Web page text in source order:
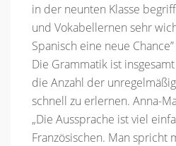
in der neunten Klasse
und Vokabellernen sehr
Spanisch eine neue
Die Grammatik ist
die Anzahl der
schnell zu erlernen. Anna-
„Die Aussprache ist viel
Französischen. Man spricht